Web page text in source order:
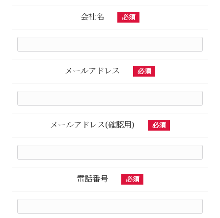
会社名 必須
メールアドレス 必須
メールアドレス(確認用) 必須
電話番号 必須